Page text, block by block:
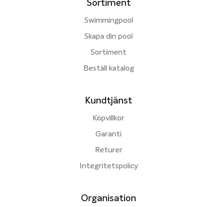
Sortiment
Swimmingpool
Skapa din pool
Sortiment
Beställ katalog
Kundtjänst
Köpvillkor
Garanti
Returer
Integritetspolicy
Organisation